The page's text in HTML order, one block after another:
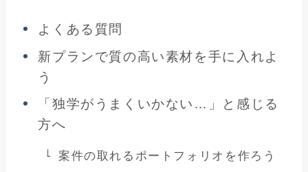
よくある質問
新プランで質の高い素材を手に入れよ
う
「独学がうまくいかない…」と感じる
方へ
案件の取れるポートフォリオを作ろう